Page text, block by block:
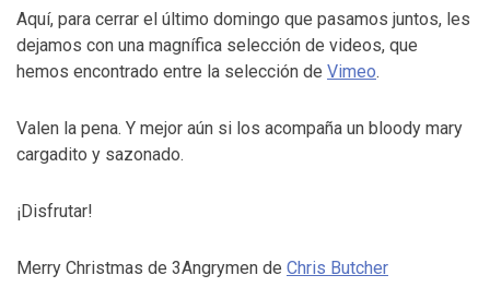
Aquí, para cerrar el último domingo que pasamos juntos, les
dejamos con una magnífica selección de videos, que
hemos encontrado entre la selección de Vimeo.
Valen la pena. Y mejor aún si los acompaña un bloody mary
cargadito y sazonado.
¡Disfrutar!
Merry Christmas de 3Angrymen de Chris Butcher